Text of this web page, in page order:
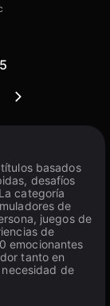
basados
desafíos
categoría
de
juegos de
de
emocionantes
tanto en
de